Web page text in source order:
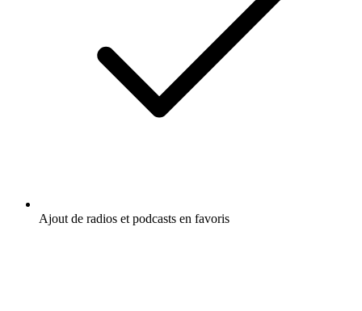
Ajout de radios et podcasts en favoris